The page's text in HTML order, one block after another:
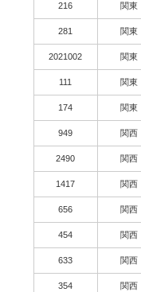
216 関東
281 関東
2021002 関東
111 関東
174 関東
949 関西
2490 関西
1417 関西
656 関西
454 関西
633 関西
354 関西